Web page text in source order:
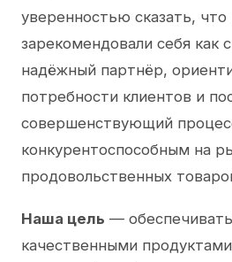
уверенностью сказать,
зарекомендовали себя как
надёжный партнёр,
потребности клиентов и
совершенствующий
конкурентоспособным на
продовольственных
Наша цель —
качественными